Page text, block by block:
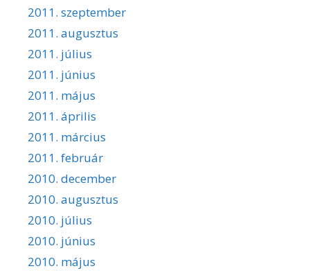
2011. szeptember
2011. augusztus
2011. július
2011. június
2011. május
2011. április
2011. március
2011. február
2010. december
2010. augusztus
2010. július
2010. június
2010. május